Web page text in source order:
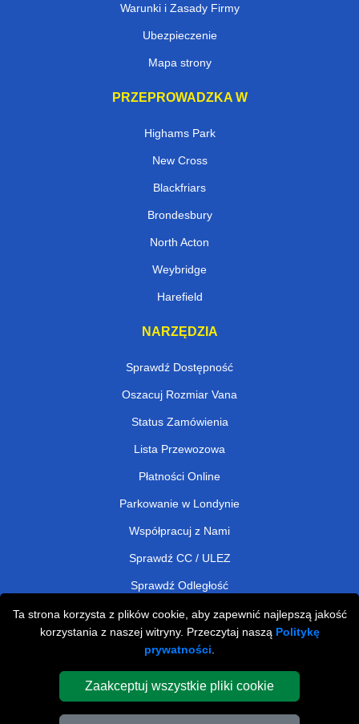
Ta strona korzysta z plików cookie, aby zapewnić najlepszą jakość
korzystania z naszej witryny. Przeczytaj naszą Politykę
prywatności
Zaakceptuj wszystkie pliki cookie
Warunki i Zasady Firmy
Ubezpieczenie
Mapa strony
PRZEPROWADZKA W
Highams Park
New Cross
Blackfriars
Brondesbury
North Acton
Weybridge
Harefield
NARZĘDZIA
Sprawdź Dostępność
Oszacuj Rozmiar Vana
Status Zamówienia
Lista Przewozowa
Płatności Online
Parkowanie w Londynie
Współpracuj z Nami
Sprawdź CC / ULEZ
Sprawdź Odległość
Man and Van Removals